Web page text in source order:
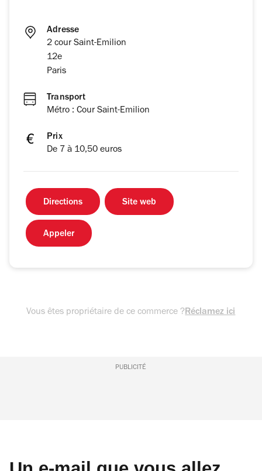
Adresse
2 cour Saint-Emilion
12e
Paris
Transport
Métro : Cour Saint-Emilion
Prix
De 7 à 10,50 euros
Directions Site web
Appeler
Vous êtes propriétaire de ce commerce ?Réclamez ici
PUBLICITÉ